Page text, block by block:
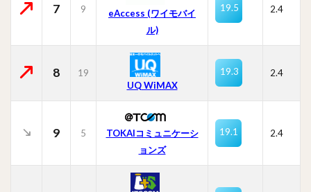
7 9
eAccess (ワイモバイ
ル)
19.5 2.4
8
19
UQ WiMAX
19.3 2.4
9 5
TOKAIコミュニケーシ
ョンズ
19.1 2.4